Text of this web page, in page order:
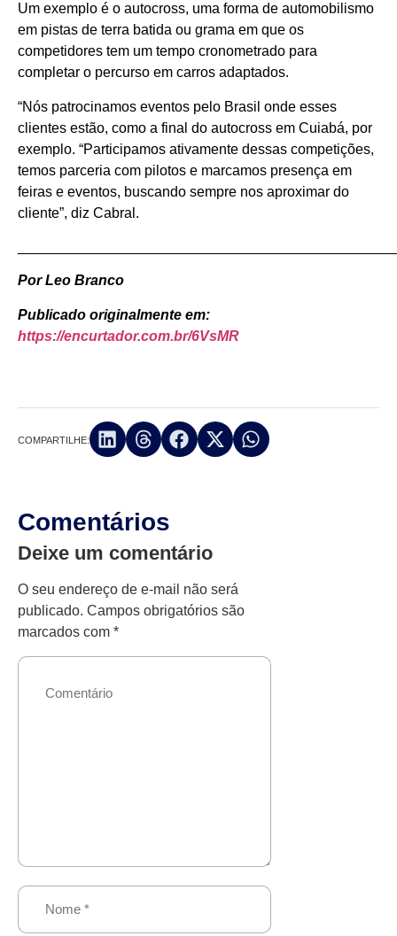
Um exemplo é o autocross, uma forma de automobilismo
em pistas de terra batida ou grama em que os
competidores tem um tempo cronometrado para
completar o percurso em carros adaptados.
“Nós patrocinamos eventos pelo Brasil onde esses
clientes estão, como a final do autocross em Cuiabá, por
exemplo. “Participamos ativamente dessas competições,
temos parceria com pilotos e marcamos presença em
feiras e eventos, buscando sempre nos aproximar do
cliente”, diz Cabral.
Por Leo Branco
Publicado originalmente em:
https://encurtador.com.br/6VsMR
COMPARTILHE:
Comentários
Deixe um comentário
O seu endereço de e-mail não será
publicado. Campos obrigatórios são
marcados com *